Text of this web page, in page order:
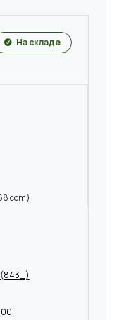
На складе
ccm)
(843_)